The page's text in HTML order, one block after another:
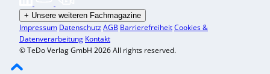
+ Unsere weiteren Fachmagazine
Impressum DatenschutzAGB BarrierefreiheitCookies &
Datenverarbeitung Kontakt
© TeDo Verlag GmbH 2026 All rights reserved.